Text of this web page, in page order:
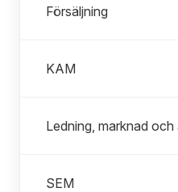
Försäljning
KAM
Ledning, marknad
SEM